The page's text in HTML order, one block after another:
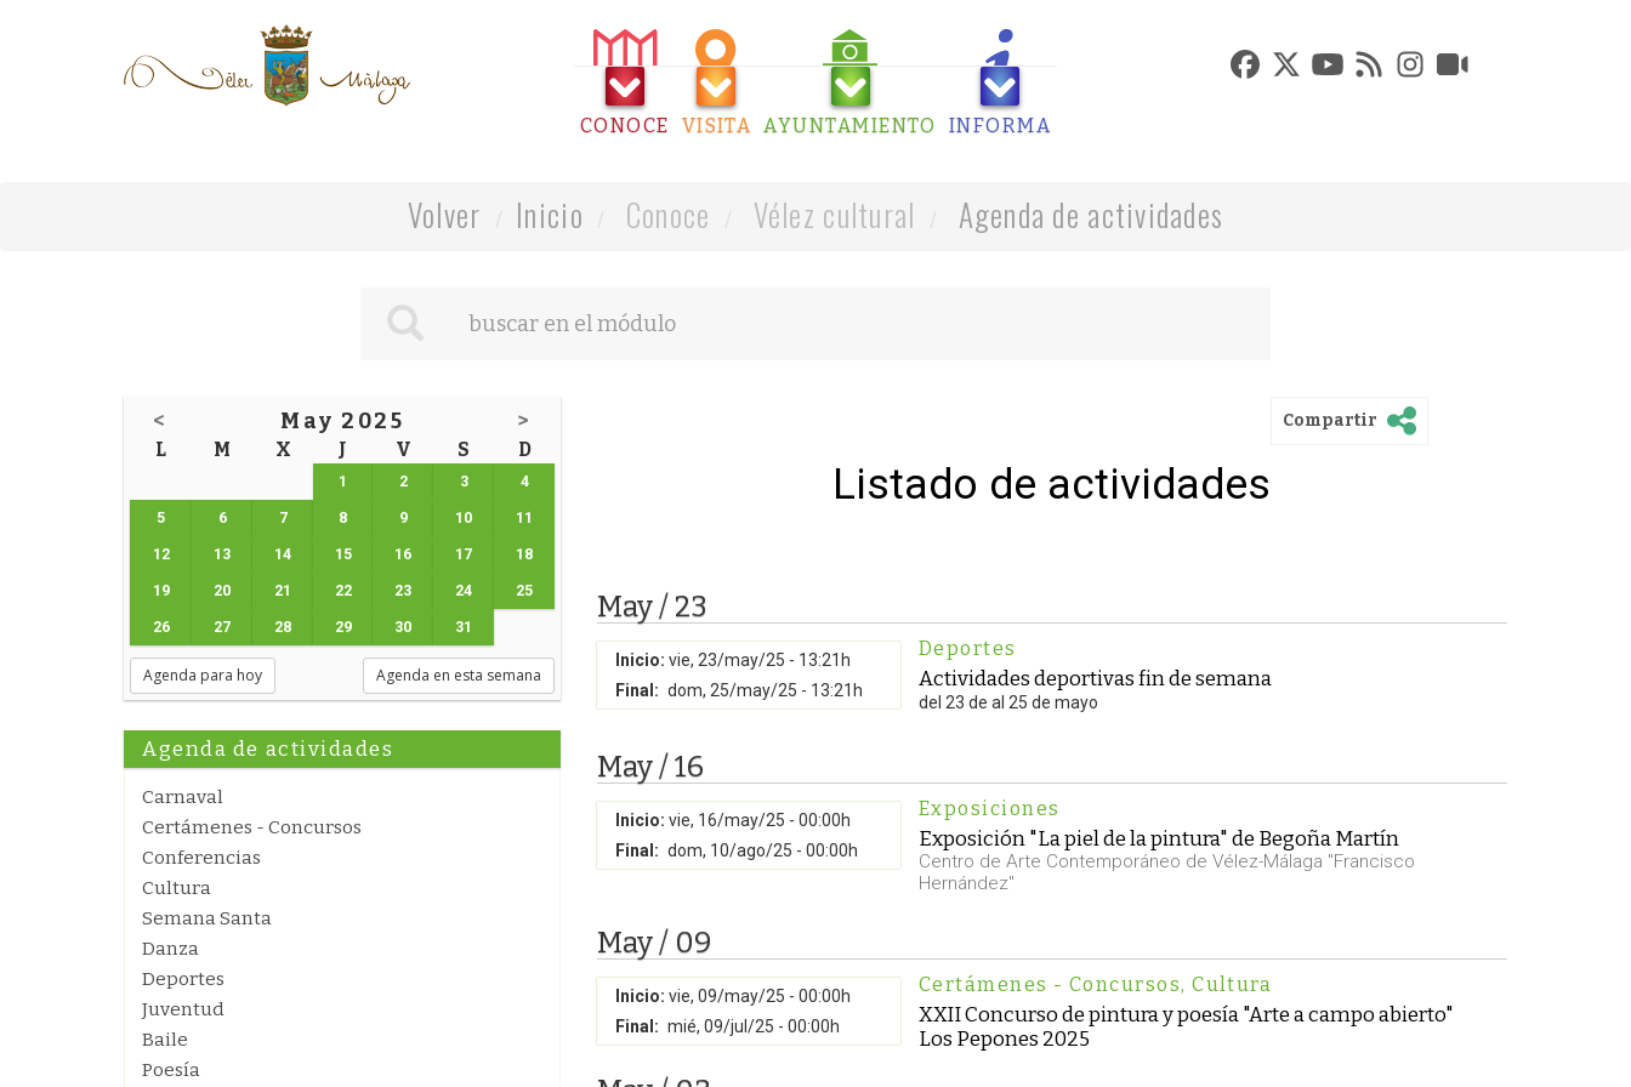
CONOCE VISITA AYUNTAMIENTO INFORMA
Volver Inicio Conoce Vélez cultural Agenda de actividades
< May 2025 >
L M X J V S D
1 2 3 4
5 6 7 8 9 10 11
12 13 14 15 16 17 18
19 20 21 22 23 24 25
26 27 28 29 30 31
Agenda para hoy Agenda en esta semana
Agenda de actividades
Carnaval
Certámenes - Concursos
Conferencias
Cultura
Semana Santa
Danza
Deportes
Juventud
Baile
Poesía
Compartir
Listado de actividades
May / 23
Inicio: vie, 23/may/25 - 13:21h
Final: dom, 25/may/25 - 13:21h
Deportes
Actividades deportivas fin de semana
del 23 de al 25 de mayo
May / 16
Inicio: vie, 16/may/25 - 00:00h
Final: dom, 10/ago/25 - 00:00h
Exposiciones
Exposición "La piel de la pintura" de Begoña Martín
Centro de Arte Contemporáneo de Vélez-Málaga "Francisco
Hernández"
May / 09
Inicio: vie, 09/may/25 - 00:00h
Final: mié, 09/jul/25 - 00:00h
Certámenes - Concursos, Cultura
XXII Concurso de pintura y poesía "Arte a campo abierto"
Los Pepones 2025